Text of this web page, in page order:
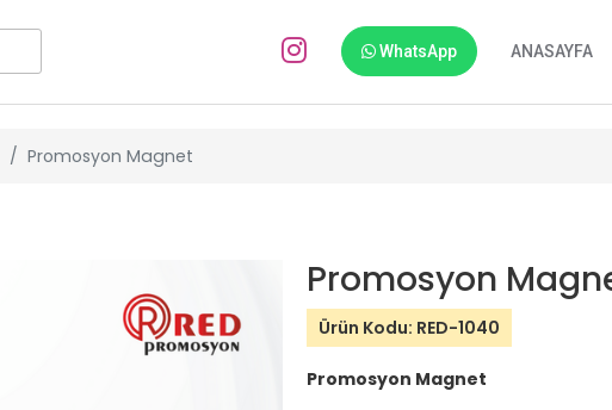
WhatsApp ANASAYFA
Promosyon Magnet
Promosyon
Ürün Kodu: RED-1040
Promosyon Magnet